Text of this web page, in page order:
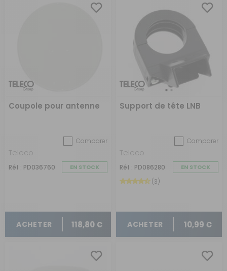
Coupole pour antenne
Comparer
Teleco
Réf : PD036760 EN STOCK
ACHETER 118,80 €
Support de tête LNB
Comparer
Teleco
Réf : PD086280 EN STOCK
(3)
ACHETER 10,99 €